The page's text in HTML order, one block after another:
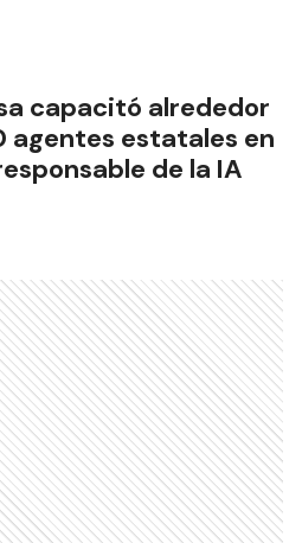
capacitó alrededor
agentes estatales en
de la IA